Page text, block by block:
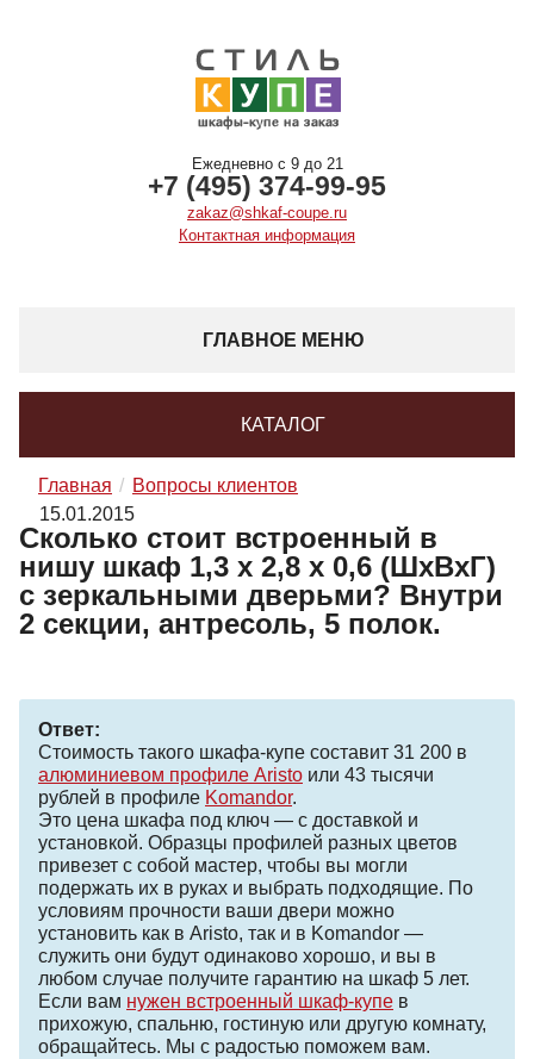
Ежедневно с 9 до 21
+7 (495) 374-99-95
zakaz@shkaf-coupe.ru
Контактная информация
ГЛАВНОЕ МЕНЮ
КАТАЛОГ
Главная
Вопросы клиентов
15.01.2015
Сколько стоит встроенный в
нишу шкаф 1,3 х 2,8 х 0,6 (ШхВхГ)
с зеркальными дверьми? Внутри
2 секции, антресоль, 5 полок.
Ответ:
Стоимость такого шкафа-купе составит 31 200 в
алюминиевом профиле Aristo или 43 тысячи
рублей в профиле Komandor.
Это цена шкафа под ключ — с доставкой и
установкой. Образцы профилей разных цветов
привезет с собой мастер, чтобы вы могли
подержать их в руках и выбрать подходящие. По
условиям прочности ваши двери можно
установить как в Aristo, так и в Komandor —
служить они будут одинаково хорошо, и вы в
любом случае получите гарантию на шкаф 5 лет.
Если вам нужен встроенный шкаф-купе в
прихожую, спальню, гостиную или другую комнату,
обращайтесь. Мы с радостью поможем вам.